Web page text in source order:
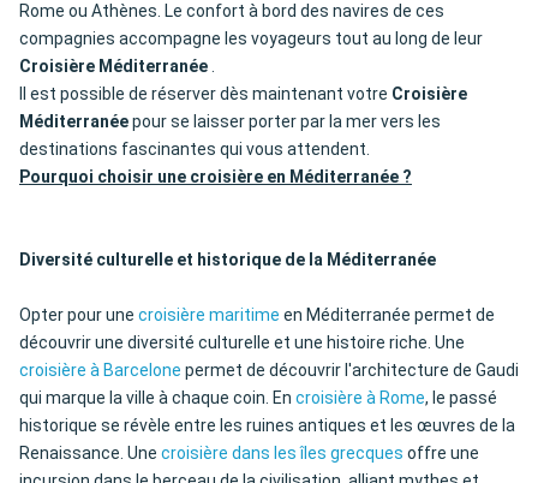
Rome ou Athènes. Le confort à bord des navires de ces
compagnies accompagne les voyageurs tout au long de leur
Croisière Méditerranée.
Il est possible de réserver dès maintenant votre Croisière
Méditerranéepour se laisser porter par la mer vers les
destinations fascinantes qui vous attendent.
Pourquoi choisir une croisière en Méditerranée ?
Diversité culturelle et historique de la Méditerranée
Opter pour une croisière maritime en Méditerranée permet de
découvrir une diversité culturelle et une histoire riche. Une
croisière à Barcelone permet de découvrir l'architecture de Gaudi
qui marque la ville à chaque coin. En croisière à Rome, le passé
historique se révèle entre les ruines antiques et les œuvres de la
Renaissance. Une croisière dans les îles grecques offre une